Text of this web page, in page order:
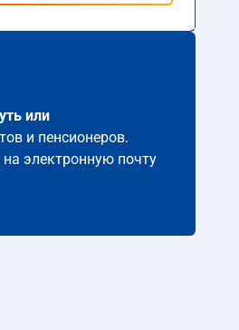
или
и пенсионеров.
электронную почту